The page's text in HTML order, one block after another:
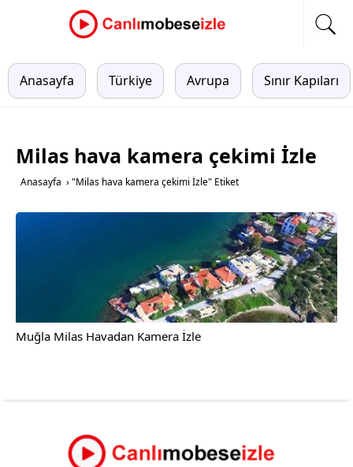
Anasayfa Türkiye Avrupa Sınır Kapıları
Milas hava kamera çekimi İzle
Anasayfa › "Milas hava kamera çekimi İzle" Etiket
Muğla Milas Havadan Kamera İzle